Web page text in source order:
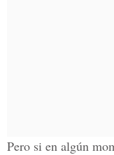
Pero si en algún